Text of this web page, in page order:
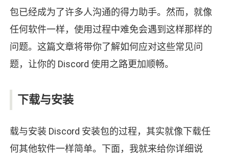
包已经成为了许多人沟通的得力助手。然而，就像
任何软件一样，使用过程中难免会遇到这样那样的
问题。这篇文章将带你了解如何应对这些常见问
题，让你的 Discord 使用之路更加顺畅。
下载与安装
载与安装 Discord 安装包的过程，其实就像下载任
何其他软件一样简单。下面，我就来给你详细说